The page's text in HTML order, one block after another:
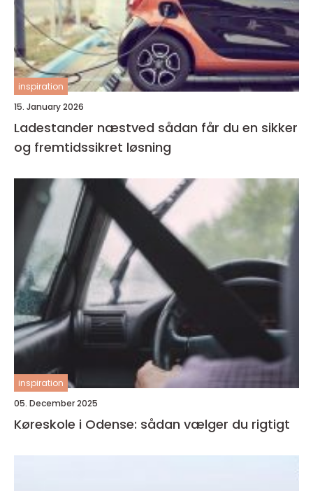
inspiration
15. January 2026
Ladestander næstved sådan får du en sikker
og fremtidssikret løsning
inspiration
05. December 2025
Køreskole i Odense: sådan vælger du rigtigt